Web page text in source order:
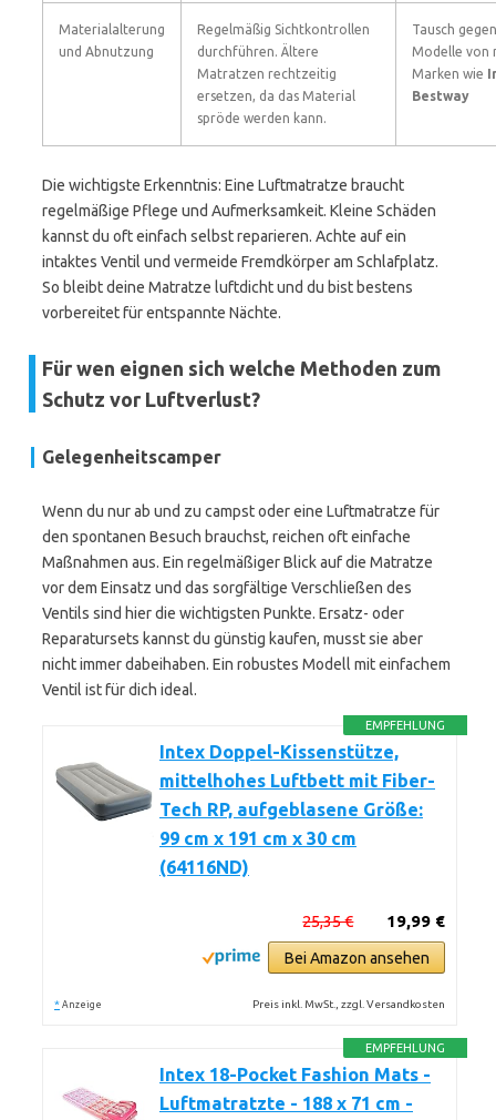
Materialalterung
und Abnutzung
Regelmäßig Sichtkontrollen
durchführen. Ältere
Matratzen rechtzeitig
ersetzen, da das Material
spröde werden kann.
Tausch
Modelle von
Marken wie
Bestway
Die wichtigste Erkenntnis: Eine Luftmatratze braucht
regelmäßige Pflege und Aufmerksamkeit. Kleine Schäden
kannst du oft einfach selbst reparieren. Achte auf ein
intaktes Ventil und vermeide Fremdkörper am Schlafplatz.
So bleibt deine Matratze luftdicht und du bist bestens
vorbereitet für entspannte Nächte.
Für wen eignen sich welche Methoden zum
Schutz vor Luftverlust?
Gelegenheitscamper
Wenn du nur ab und zu campst oder eine Luftmatratze für
den spontanen Besuch brauchst, reichen oft einfache
Maßnahmen aus. Ein regelmäßiger Blick auf die Matratze
vor dem Einsatz und das sorgfältige Verschließen des
Ventils sind hier die wichtigsten Punkte. Ersatz- oder
Reparatursets kannst du günstig kaufen, musst sie aber
nicht immer dabeihaben. Ein robustes Modell mit einfachem
Ventil ist für dich ideal.
EMPFEHLUNG
Intex Doppel-Kissenstütze,
mittelhohes Luftbett mit Fiber-
Tech RP, aufgeblasene Größe:
99 cm x 191 cm x 30 cm
(64116ND)
19,99 €
25,35 €
Bei Amazon ansehen
* Anzeige Preis inkl. MwSt., zzgl. Versandkosten
EMPFEHLUNG
Intex 18-Pocket Fashion Mats -
Luftmatratzte - 188 x 71 cm -